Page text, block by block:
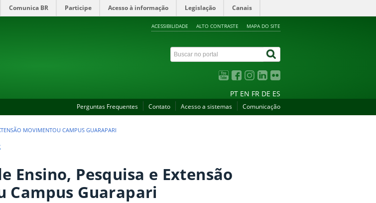
Comunica BR Participe Acesso à informação Legislação Canais
ACESSIBILIDADE ALTO CONTRASTE MAPA DO SITE
PT EN FR DE ES
Perguntas Frequentes Contato Acesso a sistemas Comunicação
MOVIMENTOU CAMPUS GUARAPARI
Ensino, Pesquisa e Extensão
Campus Guarapari